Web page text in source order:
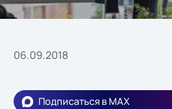
06.09.2018
Подписаться в MAX